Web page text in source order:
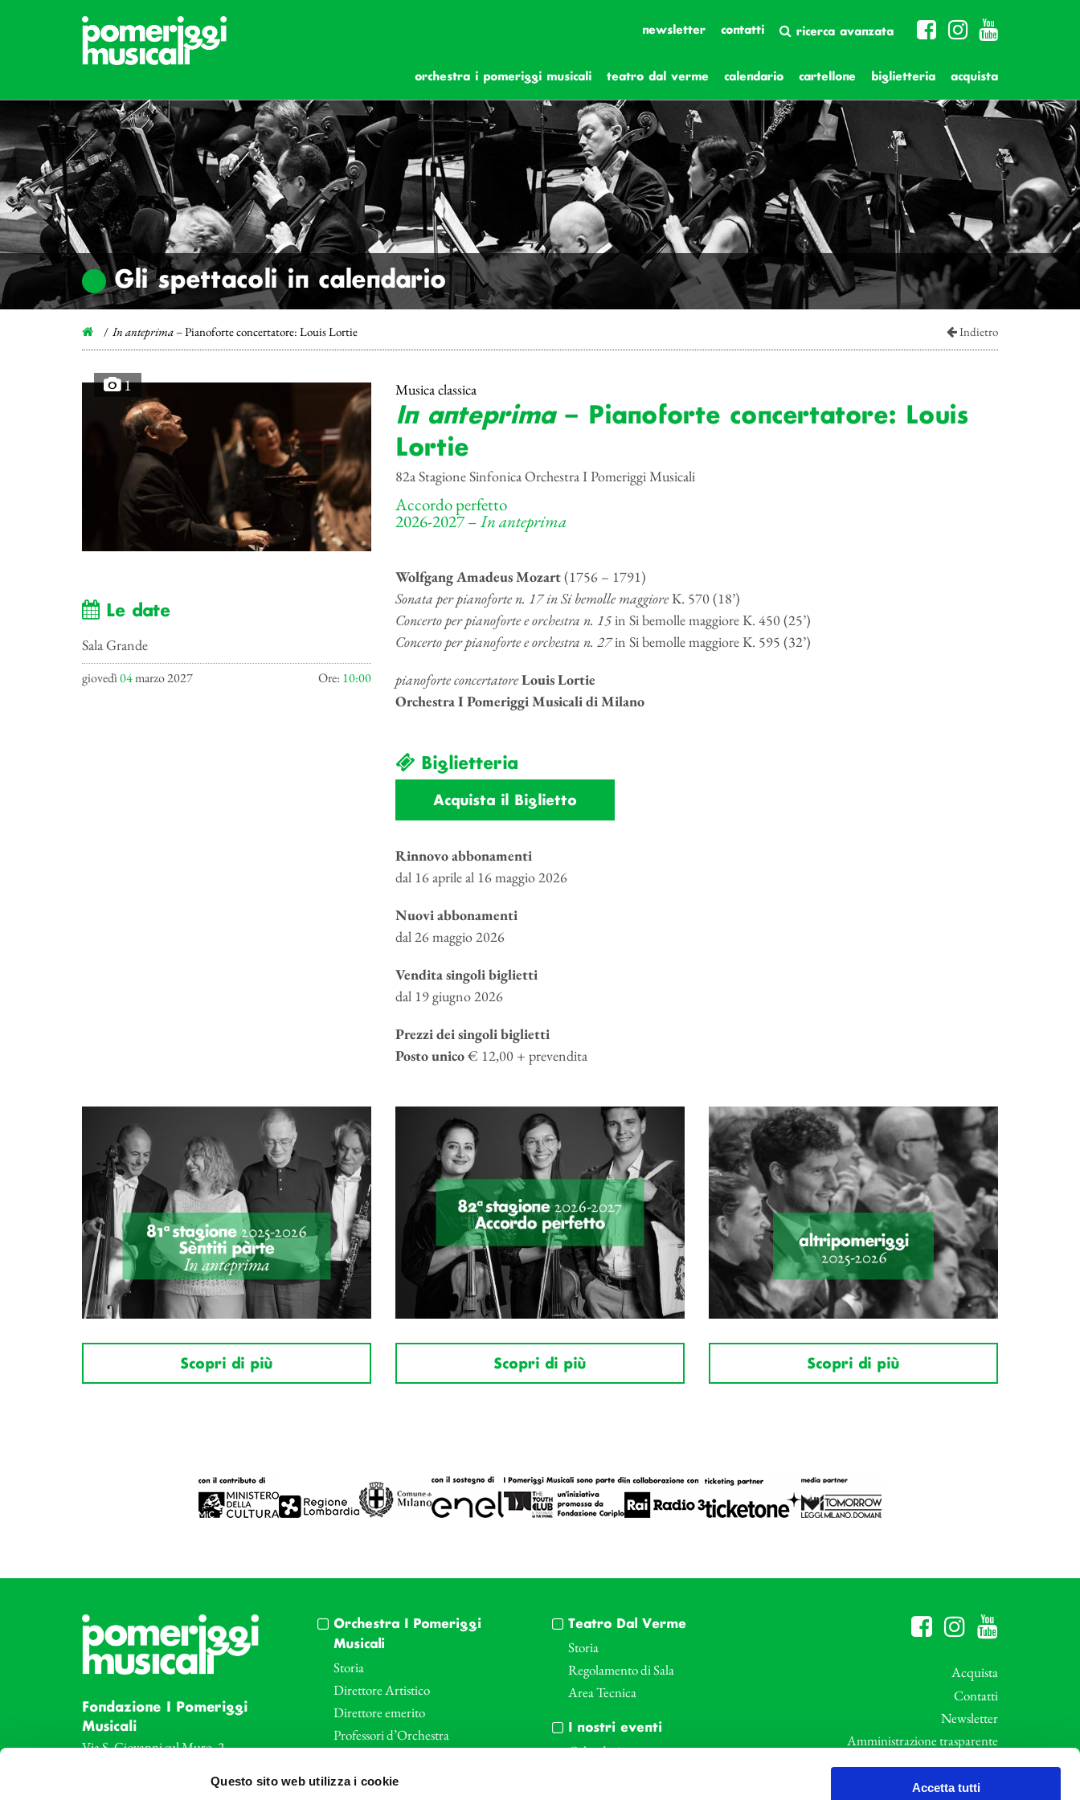
Questo sito web utilizza i cookie
Accetta tutti
newsletter contatti ricerca avanzata
orchestra i pomeriggi musicali teatro dal verme calendario cartellone biglietteria acquista
Gli spettacoli in calendario
In anteprima – Pianoforte concertatore: Louis Lortie Indietro
1
Le date
Sala Grande
giovedì04marzo 2027 Ore: 10:00
Musica classica
In anteprima– Pianoforte concertatore: Louis
Lortie
82a Stagione Sinfonica Orchestra I Pomeriggi Musicali
Accordo perfetto
2026-2027 –In anteprima
Wolfgang Amadeus Mozart(1756 – 1791)
Sonata per pianoforte n. 17 in Si bemolle maggioreK. 570 (18’)
Concerto per pianoforte e orchestra n. 15in Si bemolle maggiore K. 450 (25’)
Concerto per pianoforte e orchestra n. 27in Si bemolle maggiore K. 595 (32’)
pianoforte concertatoreLouis Lortie
Orchestra I Pomeriggi Musicali di Milano
Biglietteria
Acquista il Biglietto
Rinnovo abbonamenti
dal 16 aprile al 16 maggio 2026
Nuovi abbonamenti
dal 26 maggio 2026
Vendita singoli biglietti
dal 19 giugno 2026
Prezzi dei singoli biglietti
Posto unico€ 12,00 + prevendita
Scopri di più Scopri di più Scopri di più
Fondazione I Pomeriggi
Musicali
Via S. Giovanni sul Muro, 2
Orchestra I Pomeriggi
Musicali
Storia
Direttore Artistico
Direttore emerito
Professori d’Orchestra
Teatro Dal Verme
Storia
Regolamento di Sala
Area Tecnica
I nostri eventi
Calendario
Acquista
Contatti
Newsletter
Amministrazione trasparente
Whistleblowing
Privacy e Cookie Policy